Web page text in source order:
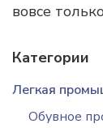
вовсе
Категории
Легкая
Обувное